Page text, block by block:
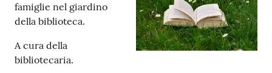
Casa
Piani
famiglie nel giardino
della biblioteca.
A cura della
bibliotecaria.